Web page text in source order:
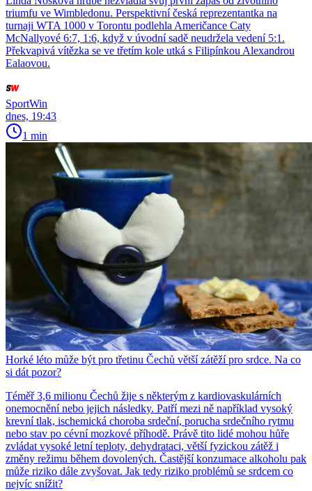
triumfu ve Wimbledonu. Perspektivní česká reprezentantka na
turnaji WTA 1000 v Torontu podlehla Američance Caty
McNallyové 6:7, 1:6, když v úvodní sadě neudržela vedení 5:1.
Překvapivá vítězka se ve třetím kole utká s Filipínkou Alexandrou
Ealaovou.
SportWin
dnes, 19:43
1 min
Horké léto může být pro třetinu Čechů větší zátěží pro srdce. Na co
si dát pozor?
Téměř 3,6 milionu Čechů žije s některým z kardiovaskulárních
onemocnění nebo jejich následky. Patří mezi ně například vysoký
krevní tlak, ischemická choroba srdeční, porucha srdečního rytmu
nebo stav po cévní mozkové příhodě. Právě tito lidé mohou hůře
zvládat vysoké letní teploty, dehydrataci, větší fyzickou zátěž i
změny režimu během dovolených. Častější konzumace alkoholu pak
může riziko dále zvyšovat. Jak tedy riziko problémů se srdcem co
nejvíc snížit?